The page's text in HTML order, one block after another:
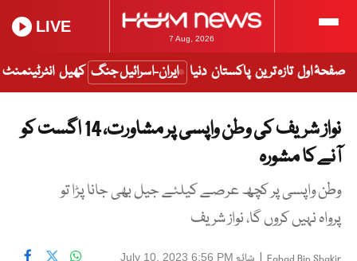
7 Aug, 2026
LIVE
صفحۂ اول تازہ ترین پاکستان دنیا ایران-اسرائیل جنگ کھیل انٹرٹینمنٹ
نواز شریف کی وطن واپسی پر مشاورت، 14 اگست کو
آنے کا مشورہ
وطن واپسی پر کچھ عرصے کیلئے جیل بھی جانا پڑا تو
پرواہ نہیں کروں گا، نواز شریف
July 10, 2023 6:56 PM